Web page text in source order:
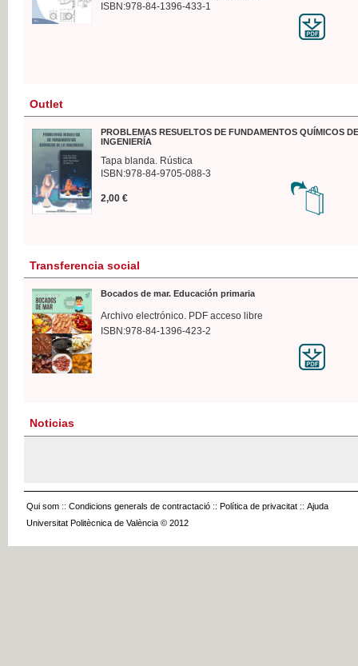
ISBN:978-84-1396-433-1
Outlet
PROBLEMAS RESUELTOS DE FUNDAMENTOS QUÍMICOS
INGENIERÍA
Tapa blanda. Rústica
ISBN:978-84-9705-088-3
2,00 €
Transferencia social
Bocados de mar. Educación primaria
Archivo electrónico. PDF acceso libre
ISBN:978-84-1396-423-2
Noticias
Qui som :: Condicions generals de contractació :: Política de privacitat :: Ajuda
Universitat Politècnica de València © 2012